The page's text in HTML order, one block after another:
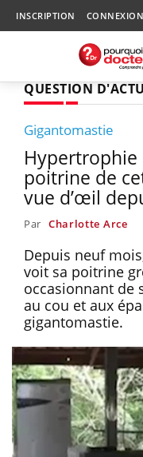
INSCRIPTION CONNEXION
QUESTION D'ACTU
Gigantomastie
Hypertrophie
poitrine de
vue d’œil
Par Charlotte Arce
Depuis neuf
voit sa poitrine
occasionnant de
au cou et aux
gigantomastie.